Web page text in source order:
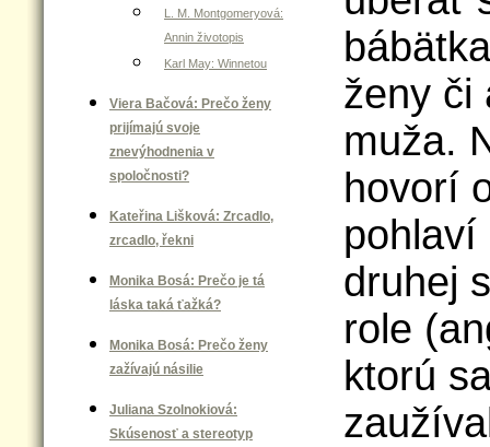
L. M. Montgomeryová:
Annin životopis
Karl May: Winnetou
Viera Bačová: Prečo ženy
prijímajú svoje
znevýhodnenia v
spoločnosti?
Kateřina Lišková: Zrcadlo,
zrcadlo, řekni
Monika Bosá: Prečo je tá
láska taká ťažká?
Monika Bosá: Prečo ženy
zažívajú násilie
Juliana Szolnokiová:
Skúsenosť a stereotyp
ženy či
muža.
hovorí
druhej
role
ktorú